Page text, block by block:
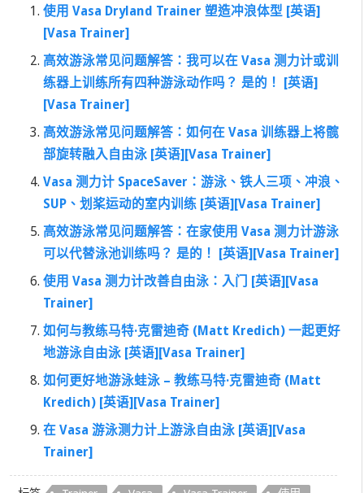
使用 Vasa Dryland Trainer 塑造冲浪体型 [英语]
[Vasa Trainer]
高效游泳常见问题解答：我可以在 Vasa 测力计或训
练器上训练所有四种游泳动作吗？ 是的！ [英语]
[Vasa Trainer]
高效游泳常见问题解答：如何在 Vasa 训练器上将髋
部旋转融入自由泳 [英语][Vasa Trainer]
Vasa 测力计 SpaceSaver：游泳、铁人三项、冲浪、
SUP、划桨运动的室内训练 [英语][Vasa Trainer]
高效游泳常见问题解答：在家使用 Vasa 测力计游泳
可以代替泳池训练吗？ 是的！ [英语][Vasa Trainer]
使用 Vasa 测力计改善自由泳：入门 [英语][Vasa
Trainer]
如何与教练马特·克雷迪奇 (Matt Kredich) 一起更好
地游泳自由泳 [英语][Vasa Trainer]
如何更好地游泳蛙泳 – 教练马特·克雷迪奇 (Matt
Kredich) [英语][Vasa Trainer]
在 Vasa 游泳测力计上游泳自由泳 [英语][Vasa
Trainer]